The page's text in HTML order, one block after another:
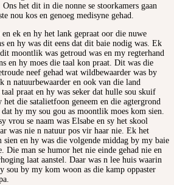
het dit in die nonne se stoorkamers gaan
nou kos en genoeg medisyne gehad.
en ek en hy het lank gepraat oor die nuwe
en hy was dit eens dat dit baie nodig was. Ek
moontlik was getroud was en my regterhand
en hy moes die taal kon praat. Dit was die
neef gehad wat wildbewaarder was by
n natuurbewaarder en ook van die land
praat en hy was seker dat hulle sou skuif
die satalietfoon geneem en die agtergrond
hy my sou gou as moontlik moes kom sien.
vrou se naam was Elsabe en sy het skool
was nie n natuur pos vir haar nie. Ek het
sien en hy was die volgende middag by my baie
Die man se humor het nie einde gehad nie en
laat aanstel. Daar was n lee huis waarin
sou by my kom woon as die kamp oppaster